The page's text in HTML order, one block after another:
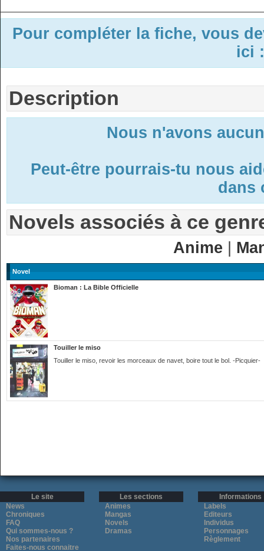
Pour compléter la fiche, vous
ici
Description
Nous n'avons
Peut-être pourrais-tu nous
dans
Novels associés à ce
Anime
Novel
Bioman : La Bible Officielle
Touiller le miso
Touiller le miso, revoir les morceaux de navet, boire tout le bol. -Picquier-
Le site
News
Chroniques
FAQ
Qui sommes-nous ?
Nos partenaires
Faites-nous connaitre
Les sections
Animes
Mangas
Novels
Dramas
Informations
Labels
Editeurs
Individus
Personnages
Règlement